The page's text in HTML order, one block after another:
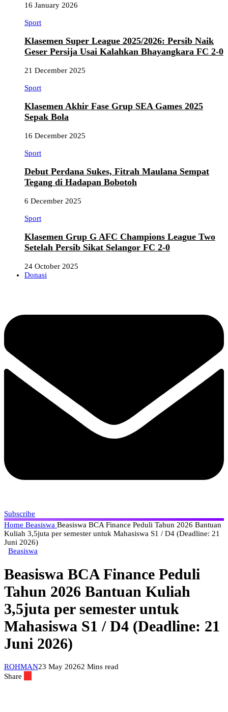
16 January 2026
Sport
Klasemen Super League 2025/2026: Persib Naik
Geser Persija Usai Kalahkan Bhayangkara FC 2-0
21 December 2025
Sport
Klasemen Akhir Fase Grup SEA Games 2025
Sepak Bola
16 December 2025
Sport
Debut Perdana Sukes, Fitrah Maulana Sempat
Tegang di Hadapan Bobotoh
6 December 2025
Sport
Klasemen Grup G AFC Champions League Two
Setelah Persib Sikat Selangor FC 2-0
24 October 2025
Donasi
Subscribe
Home Beasiswa Beasiswa BCA Finance Peduli Tahun 2026 Bantuan
Kuliah 3,5juta per semester untuk Mahasiswa S1 / D4 (Deadline: 21
Juni 2026)
Beasiswa
Beasiswa BCA Finance Peduli
Tahun 2026 Bantuan Kuliah
3,5juta per semester untuk
Mahasiswa S1 / D4 (Deadline: 21
Juni 2026)
ROHMAN23 May 20262 Mins read
Share